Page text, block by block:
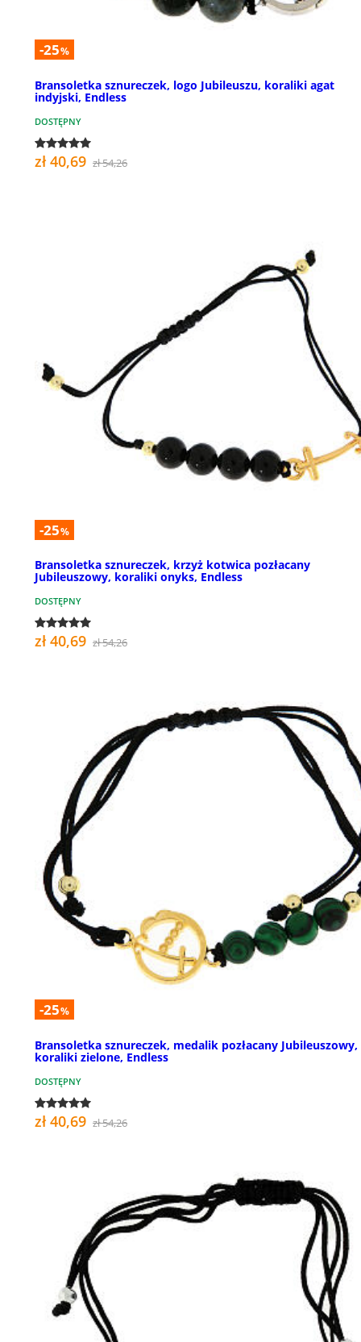
-25%
Bransoletka sznureczek, logo Jubileuszu, koraliki agat
indyjski, Endless
DOSTĘPNY
zł 40,69 zł 54,26
-25%
Bransoletka sznureczek, krzyż kotwica pozłacany
Jubileuszowy, koraliki onyks, Endless
DOSTĘPNY
zł 40,69 zł 54,26
-25%
Bransoletka sznureczek, medalik pozłacany Jubileuszowy,
koraliki zielone, Endless
DOSTĘPNY
zł 40,69 zł 54,26